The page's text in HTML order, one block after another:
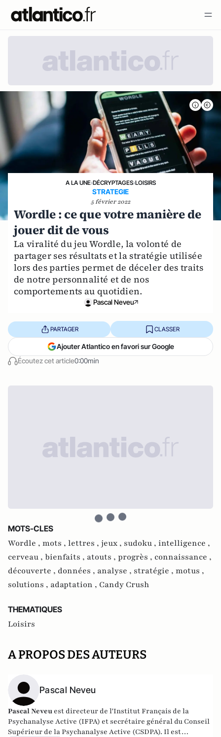
A LA UNE›DÉCRYPTAGES›LOISIRS
STRATEGIE
5 février 2022
Wordle : ce que votre manière de
jouer dit de vous
La viralité du jeu Wordle, la volonté de
partager ses résultats et la stratégie utilisée
lors des parties permet de déceler des traits
de notre personnalité et de nos
comportements au quotidien.
Pascal Neveu
Écoutez cet article0:00min
PARTAGER CLASSER
Ajouter Atlantico en favori sur Google
MOTS-CLES
Wordle , mots , lettres , jeux , sudoku , intelligence ,
cerveau , bienfaits , atouts , progrès , connaissance ,
découverte , données , analyse , stratégie , motus ,
solutions , adaptation , Candy Crush
THEMATIQUES
Loisirs
A PROPOS DES AUTEURS
Pascal Neveu
Pascal Neveu est directeur de l'Institut Français de la
Psychanalyse Active (IFPA) et secrétaire général du Conseil
Supérieur de la Psychanalyse Active (CSDPA). Il est